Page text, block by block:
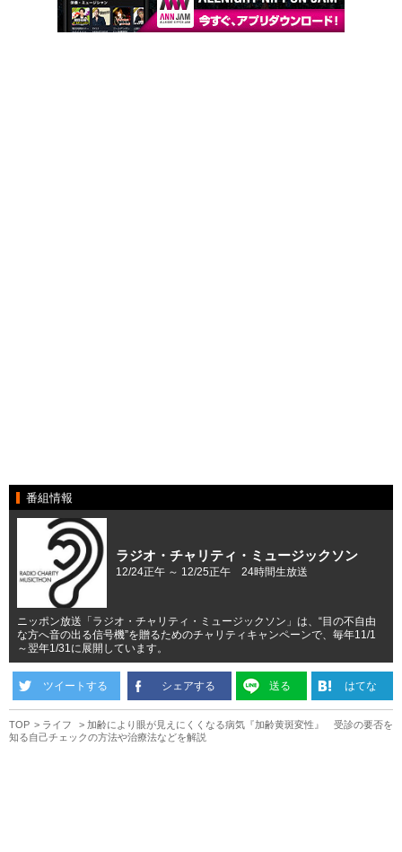
番組情報
ラジオ・チャリティ・ミュージックソン
12/24正午 ～ 12/25正午 24時間生放送
ニッポン放送「ラジオ・チャリティ・ミュージックソン」は、“目の不自由
な方へ音の出る信号機”を贈るためのチャリティキャンペーンで、毎年11/1
～翌年1/31に展開しています。
ツイートする シェアする 送る はてな
TOP ライフ
加齢により眼が見えにくくなる病気『加齢黄斑変性』 受診の要否を
知る自己チェックの方法や治療法などを解説